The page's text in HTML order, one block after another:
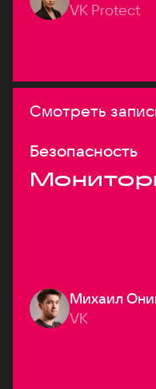
VK Protect
Смотреть
Безопасность
Михаил
VK